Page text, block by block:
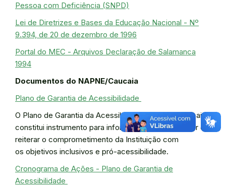
Pessoa com Deficiência (SNPD)
Lei de Diretrizes e Bases da Educação Nacional - Nº
9.394, de 20 de dezembro de 1996
Portal do MEC - Arquivos Declaração de Salamanca
1994
Documentos do NAPNE/Caucaia
Plano de Garantia de Acessibilidade
O Plano de Garantia da Acessibilidade do IFCE Caucaia
constitui instrumento para informar, registrar, revisitar e
reiterar o comprometimento da Instituição com
os objetivos inclusivos e pró-acessibilidade.
Cronograma de Ações - Plano de Garantia de
Acessibilidade